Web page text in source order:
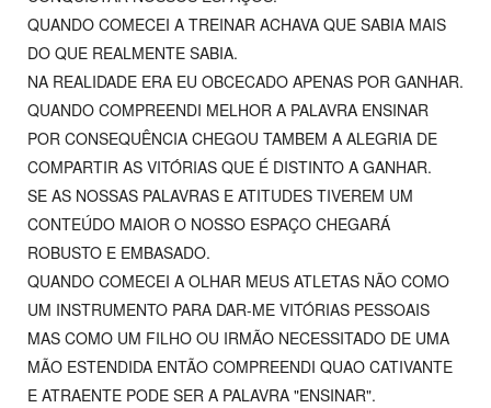
QUANDO COMECEI A TREINAR ACHAVA QUE SABIA MAIS
DO QUE REALMENTE SABIA.
NA REALIDADE ERA EU OBCECADO APENAS POR GANHAR.
QUANDO COMPREENDI MELHOR A PALAVRA ENSINAR
POR CONSEQUÊNCIA CHEGOU TAMBEM A ALEGRIA DE
COMPARTIR AS VITÓRIAS QUE É DISTINTO A GANHAR.
SE AS NOSSAS PALAVRAS E ATITUDES TIVEREM UM
CONTEÚDO MAIOR O NOSSO ESPAÇO CHEGARÁ
ROBUSTO E EMBASADO.
QUANDO COMECEI A OLHAR MEUS ATLETAS NÃO COMO
UM INSTRUMENTO PARA DAR-ME VITÓRIAS PESSOAIS
MAS COMO UM FILHO OU IRMÃO NECESSITADO DE UMA
MÃO ESTENDIDA ENTÃO COMPREENDI QUAO CATIVANTE
E ATRAENTE PODE SER A PALAVRA "ENSINAR".